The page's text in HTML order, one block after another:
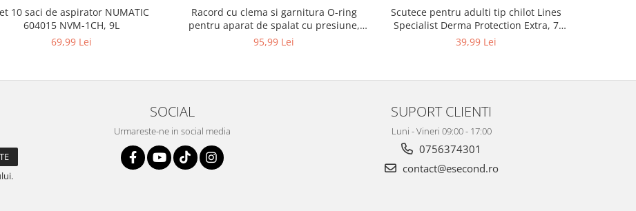
10 saci de aspirator NUMATIC
604015 NVM-1CH, 9L
69,99 Lei
Racord cu clema si garnitura O-ring
pentru aparat de spalat cu presiune,
KARCHER 4.064-047.0, K2, K3, K4
95,99 Lei
Scutece pentru adulti tip chilot Lines
Specialist Derma Protection Extra, 7
picaturi, marimea M, 14 bucati
39,99 Lei
SOCIAL
Urmareste-ne in social media
SUPORT CLIENTI
Luni - Vineri 09:00 - 17:00
0756374301
contact@esecond.ro